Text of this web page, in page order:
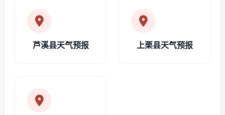
芦溪县天气预报 上栗县天气预报